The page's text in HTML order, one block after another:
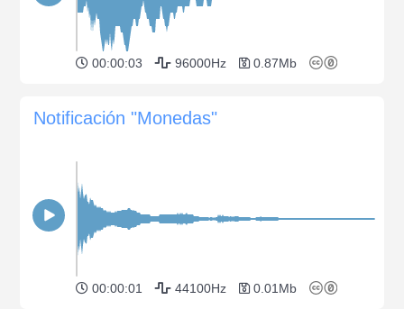
00:00:03 96000Hz 0.87Mb
Notificación "Monedas"
00:00:01 44100Hz 0.01Mb